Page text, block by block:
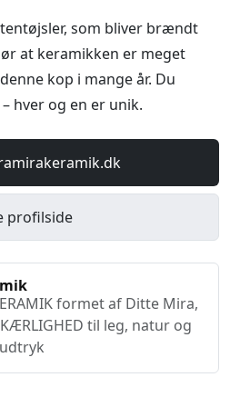
som bliver brændt
at keramikken er meget
kop i mange år. Du
hver og en er unik.
profilside
formet af Ditte Mira,
til leg, natur og
udtryk